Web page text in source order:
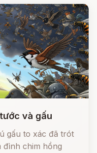
và gấu
gấu to xác đã trót
đình chim hồng